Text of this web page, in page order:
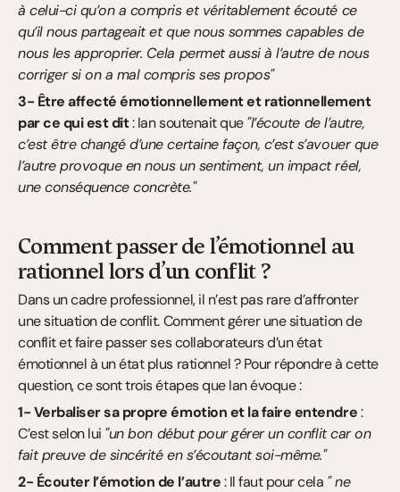
à celui-ci qu’on a compris et véritablement écouté ce
qu’il nous partageait et que nous sommes capables de
nous les approprier. Cela permet aussi à l’autre de nous
corriger si on a mal compris ses propos"
3- Être affecté émotionnellement et rationnellement
par ce qui est dit : Ian soutenait que "l’écoute de l’autre,
c’est être changé d’une certaine façon, c’est s’avouer que
l’autre provoque en nous un sentiment, un impact réel,
une conséquence concrète."
Comment passer de l’émotionnel au
rationnel lors d’un conflit ?
Dans un cadre professionnel, il n’est pas rare d’affronter
une situation de conflit. Comment gérer une situation de
conflit et faire passer ses collaborateurs d’un état
émotionnel à un état plus rationnel ? Pour répondre à cette
question, ce sont trois étapes que Ian évoque :
1- Verbaliser sa propre émotion et la faire entendre :
C’est selon lui "un bon début pour gérer un conflit car on
fait preuve de sincérité en s’écoutant soi-même."
2- Écouter l’émotion de l’autre : Il faut pour cela " ne